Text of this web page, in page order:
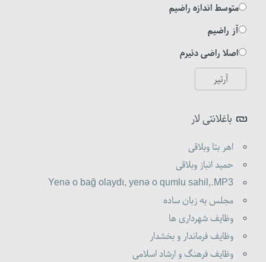
متوسط اندازه راضیم
آز راضیم
اصلا راضی دئیرم
باغلانتی لار
اهر بتا وبلاقی
حمید انباز وبلاقی
Yenə o bağ olaydı, yenə o qumlu sahil,.MP3
مجلس به زبان ساده
وظایف شهرداری ها
وظایف فرماندار و بخشدار
وظایف فرهنگ و ارشاد اسلامی